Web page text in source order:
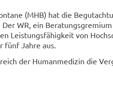
(MHB) hat die
WR, ein
Leis­tungs­fä­hig­keit von
fünf Jahre aus.
der Hu­man­me­di­zin die